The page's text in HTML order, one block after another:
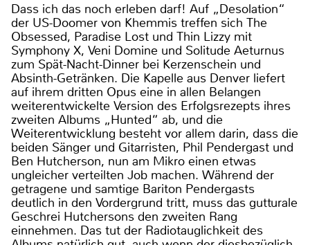
Dass ich das noch erleben darf! Auf „Desolation“
der US-Doomer von Khemmis treffen sich The
Obsessed, Paradise Lost und Thin Lizzy mit
Symphony X, Veni Domine und Solitude Aeturnus
zum Spät-Nacht-Dinner bei Kerzenschein und
Absinth-Getränken. Die Kapelle aus Denver liefert
auf ihrem dritten Opus eine in allen Belangen
weiterentwickelte Version des Erfolgsrezepts ihres
zweiten Albums „Hunted“ ab, und die
Weiterentwicklung besteht vor allem darin, dass die
beiden Sänger und Gitarristen, Phil Pendergast und
Ben Hutcherson, nun am Mikro einen etwas
ungleicher verteilten Job machen. Während der
getragene und samtige Bariton Pendergasts
deutlich in den Vordergrund tritt, muss das gutturale
Geschrei Hutchersons den zweiten Rang
einnehmen. Das tut der Radiotauglichkeit des